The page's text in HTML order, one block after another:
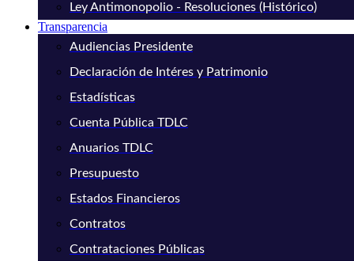
Ley Antimonopolio - Resoluciones (Histórico)
Transparencia
Audiencias Presidente
Declaración de Intéres y Patrimonio
Estadísticas
Cuenta Pública TDLC
Anuarios TDLC
Presupuesto
Estados Financieros
Contratos
Contrataciones Públicas